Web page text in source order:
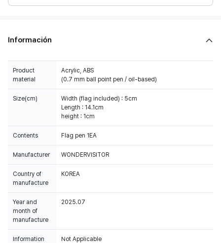
Información
Product
material
Acrylic, ABS
(0.7 mm ball point pen / oil-based)
Size(cm)
Width (flag included) : 5cm
Length : 14.1cm
height : 1cm
Contents Flag pen 1EA
Manufacturer WONDERVISITOR
Country of
manufacture
KOREA
Year and
month of
manufacture
2025.07
Information
Not Applicable